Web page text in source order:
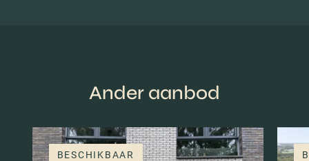
Ander aanbod
BESCHIKBAAR